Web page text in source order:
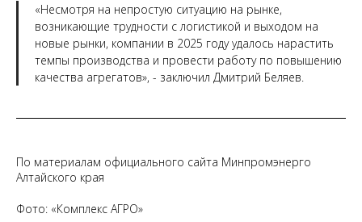
«Несмотря на непростую ситуацию на рынке,
возникающие трудности с логистикой и выходом на
новые рынки, компании в 2025 году удалось нарастить
темпы производства и провести работу по повышению
качества агрегатов», - заключил Дмитрий Беляев.
По материалам официального сайта Минпромэнерго
Алтайского края
Фото: «Комплекс АГРО»